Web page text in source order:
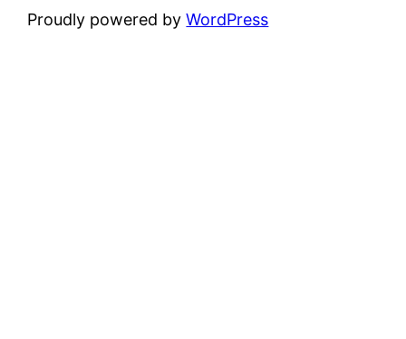
Proudly powered byWordPress